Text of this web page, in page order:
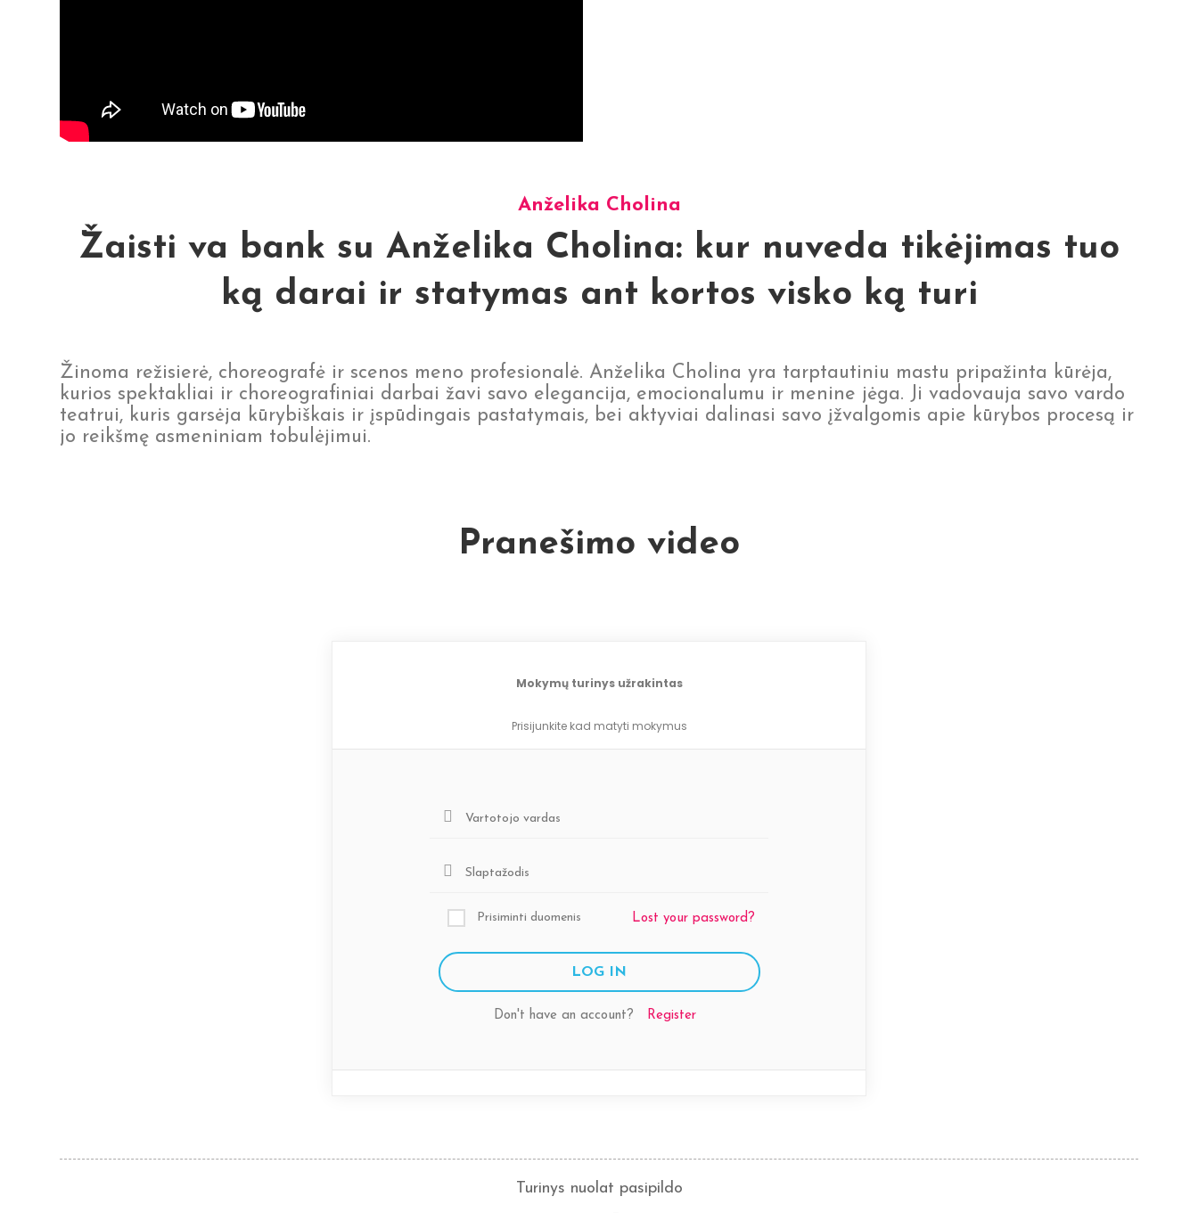
Anželika Cholina
Žaisti va bank su Anželika Cholina: kur nuveda tikėjimas tuo
ką darai ir statymas ant kortos visko ką turi
Žinoma režisierė, choreografė ir scenos meno profesionalė. Anželika Cholina yra tarptautiniu mastu pripažinta kūrėja,
kurios spektakliai ir choreografiniai darbai žavi savo elegancija, emocionalumu ir menine jėga. Ji vadovauja savo vardo
teatrui, kuris garsėja kūrybiškais ir įspūdingais pastatymais, bei aktyviai dalinasi savo įžvalgomis apie kūrybos procesą ir
jo reikšmę asmeniniam tobulėjimui.
Pranešimo video
Mokymų turinys užrakintas
Prisijunkite kad matyti mokymus
Prisiminti duomenis Lost your password?
Don't have an account? Register
Turinys nuolat pasipildo